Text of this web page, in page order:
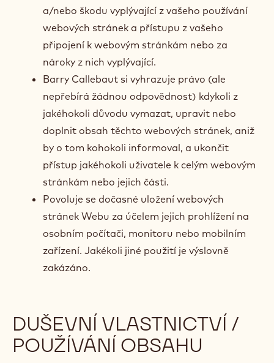
a/nebo škodu vyplývající z vašeho používání
webových stránek a přístupu z vašeho
připojení k webovým stránkám nebo za
nároky z nich vyplývající.
Barry Callebaut si vyhrazuje právo (ale
nepřebírá žádnou odpovědnost) kdykoli z
jakéhokoli důvodu vymazat, upravit nebo
doplnit obsah těchto webových stránek, aniž
by o tom kohokoli informoval, a ukončit
přístup jakéhokoli uživatele k celým webovým
stránkám nebo jejich části.
Povoluje se dočasné uložení webových
stránek Webu za účelem jejich prohlížení na
osobním počítači, monitoru nebo mobilním
zařízení. Jakékoli jiné použití je výslovně
zakázáno.
DUŠEVNÍ VLASTNICTVÍ /
POUŽÍVÁNÍ OBSAHU